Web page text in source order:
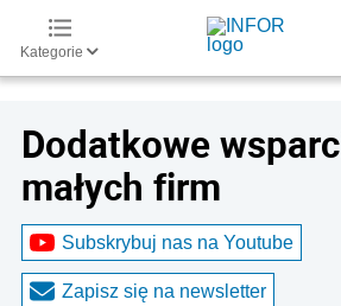
Kategorie
Dodatkowe
małych firm
Subskrybuj nas na Youtube
Zapisz się na newsletter